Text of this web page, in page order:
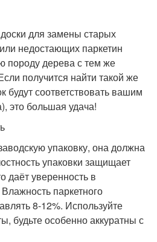
для замены старых
недостающих паркетин
породу дерева с тем же
получится найти такой же
будут соответствовать вашим
это большая удача!
упаковку, она должна
упаковки защищает
даёт уверенность в
паркетного
8-12%. Используйте
будьте особенно аккуратны с